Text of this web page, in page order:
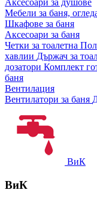
Мебели за баня,
Шкафове за баня
Аксесоари за баня
Четки за тоалетна
хавлии Държач за
дозатори Комплект
баня
Вентилация
Вентилатори за баня
ВиК
ВиК